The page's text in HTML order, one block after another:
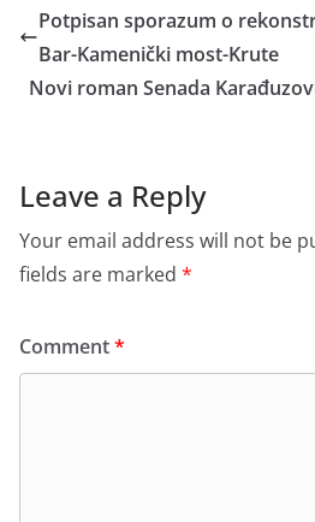
Potpisan sporazum o
Bar-Kamenički most-Krute
Novi roman Senada
Leave a Reply
Your email address will not be
fields are marked *
Comment*